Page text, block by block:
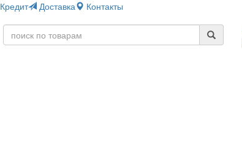
Кредит Доставка
Контакты